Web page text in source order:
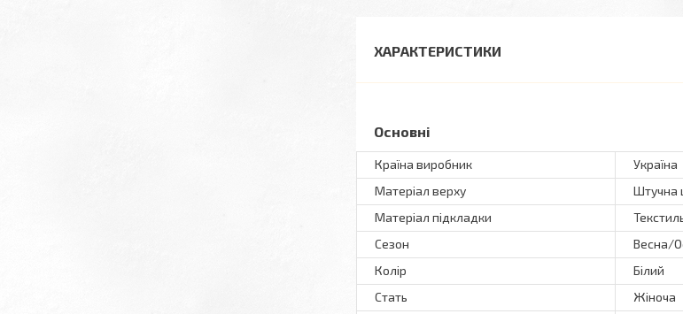
ХАРАКТЕРИСТИКИ
Основні
Країна виробник
Україна
Матеріал верху
Штучна
Матеріал підкладки
Сезон
Весна/
Колір
Білий
Стать
Жіноча